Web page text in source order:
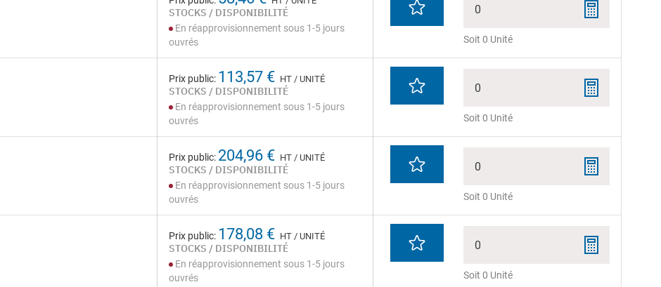
STOCKS / DISPONIBILITÉ
En réapprovisionnement sous 1-5 jours
ouvrés
0
Soit 0 Unité
Prix public: 113,57 € HT / UNITÉ
STOCKS / DISPONIBILITÉ
En réapprovisionnement sous 1-5 jours
ouvrés
0
Soit 0 Unité
Prix public: 204,96 € HT / UNITÉ
STOCKS / DISPONIBILITÉ
En réapprovisionnement sous 1-5 jours
ouvrés
0
Soit 0 Unité
Prix public: 178,08 € HT / UNITÉ
STOCKS / DISPONIBILITÉ
En réapprovisionnement sous 1-5 jours
ouvrés
0
Soit 0 Unité